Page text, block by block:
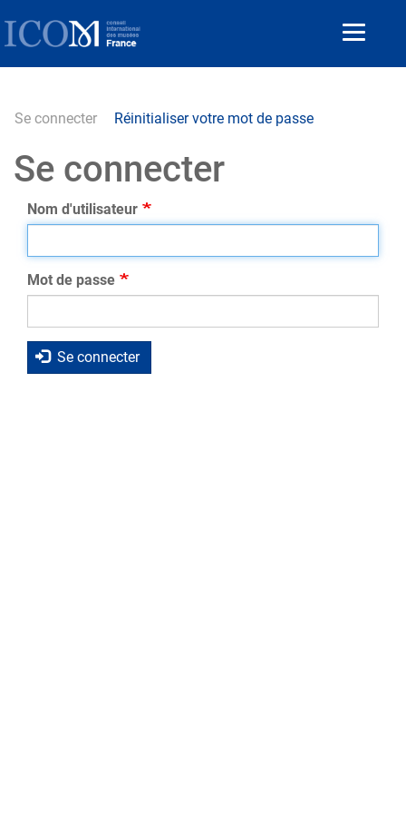
au
contenu
principal
Toggle
tabs
Se connecter (onglet
Réinitialiser votre mot de passe
Se connecter
Nom d'utilisateur
Mot de passe
Se connecter